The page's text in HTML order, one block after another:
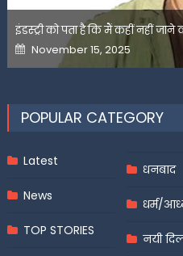
इंडस्ट्री को पता है कि मैं कहीं नहीं जाने
Posted
on
November 15, 2025
POPULAR CATEGORY
Latest
News
TOP STORIES
धनबाद
धर्म/
नयी